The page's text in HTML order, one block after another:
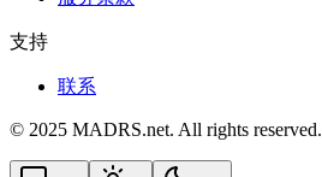
支持
联系
© 2025 MADRS.net. All rights reserved.